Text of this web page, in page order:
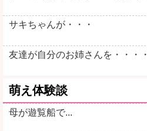
サキちゃんが・・・
友達が自分のお姉さんを・・・・
萌え体験談
母が遊覧船で...